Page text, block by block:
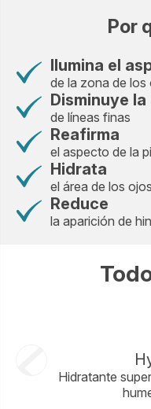
Por
Ilumina el
de la zona de los
Disminuye
de líneas finas
Reafirma
el aspecto de la
Hidrata
el área de los ojos
Reduce
la aparición de
Hidratante